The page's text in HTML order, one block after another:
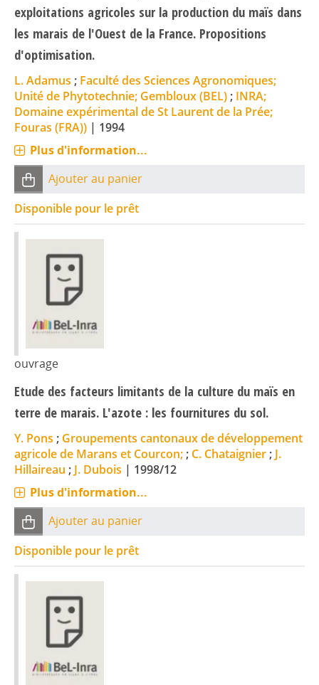
exploitations agricoles sur la production du maïs dans
les marais de l'Ouest de la France. Propositions
d'optimisation.
L. Adamus ; Faculté des Sciences Agronomiques;
Unité de Phytotechnie; Gembloux (BEL) ; INRA;
Domaine expérimental de St Laurent de la Prée;
Fouras (FRA)) | 1994
Plus d'information...
Ajouter au panier
Disponible pour le prêt
ouvrage
Etude des facteurs limitants de la culture du maïs en
terre de marais. L'azote : les fournitures du sol.
Y. Pons ; Groupements cantonaux de développement
agricole de Marans et Courcon; ; C. Chataignier ; J.
Hillaireau ; J. Dubois | 1998/12
Plus d'information...
Ajouter au panier
Disponible pour le prêt